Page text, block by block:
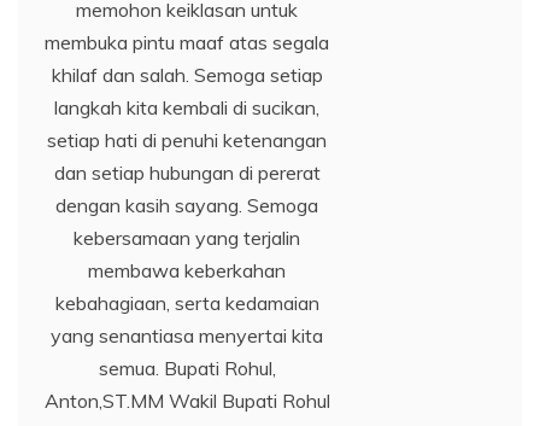
memohon keiklasan untuk
membuka pintu maaf atas segala
khilaf dan salah. Semoga setiap
langkah kita kembali di sucikan,
setiap hati di penuhi ketenangan
dan setiap hubungan di pererat
dengan kasih sayang. Semoga
kebersamaan yang terjalin
membawa keberkahan
kebahagiaan, serta kedamaian
yang senantiasa menyertai kita
semua. Bupati Rohul,
Anton,ST.MM Wakil Bupati Rohul